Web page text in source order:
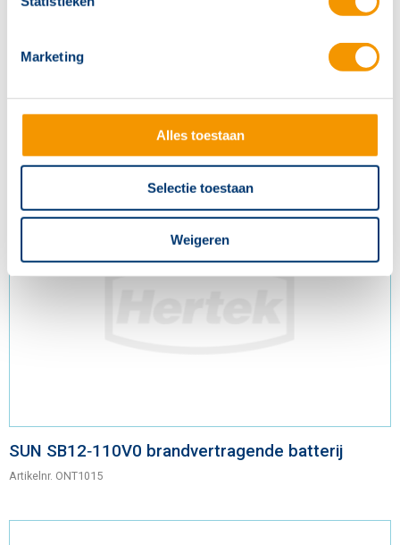
Marketing
Alles toestaan
Selectie toestaan
Weigeren
Voeding 2U – 24 VDC / 380 A
SUN SB12‑110V0 brandvertragende batterij
Artikelnr. ONT1015